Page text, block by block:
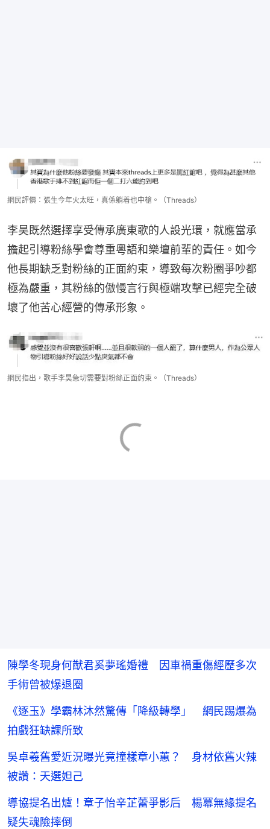
網民評價：張生今年火太旺，真係躺着也中槍。（Threads）
李昊既然選擇享受傳承廣東歌的人設光環，就應當承
擔起引導粉絲學會尊重粵語和樂壇前輩的責任。如今
他長期缺乏對粉絲的正面約束，導致每次粉圈爭吵都
極為嚴重，其粉絲的傲慢言行與極端攻擊已經完全破
壞了他苦心經營的傳承形象。
網民指出，歌手李昊急切需要對粉絲正面約束。（Threads）
陳學冬現身何猷君奚夢瑤婚禮 因車禍重傷經歷多次
手術曾被爆退圈
《逐玉》學霸林沐然驚傳「降級轉學」 網民踢爆為
拍戲狂缺課所致
吳卓羲舊愛近況曝光竟撞樣章小蕙？ 身材依舊火辣
被讚：天選妲己
導協提名出爐！章子怡辛芷蕾爭影后 楊冪無緣提名
疑失魂險摔倒